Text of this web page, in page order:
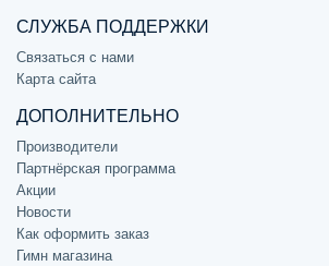
СЛУЖБА ПОДДЕРЖКИ
Связаться с нами
Карта сайта
ДОПОЛНИТЕЛЬНО
Производители
Партнёрская программа
Акции
Новости
Как оформить заказ
Гимн магазина